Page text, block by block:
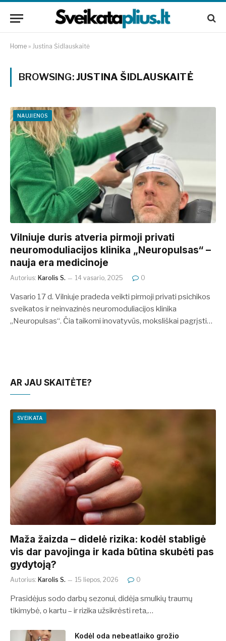
Home » Justina Šidlauskaitė
BROWSING:JUSTINA ŠIDLAUSKAITĖ
NAUJIENOS
Vilniuje duris atveria pirmoji privati
neuromoduliacijos klinika „Neuropulsas“ –
nauja era medicinoje
Autorius: Karolis S. 14 vasario, 2025 0
Vasario 17 d. Vilniuje pradeda veikti pirmoji privati psichikos
sveikatos ir neinvazinės neuromoduliacijos klinika
„Neuropulsas“. Čia taikomi inovatyvūs, moksliškai pagrįsti…
AR JAU SKAITĖTE?
SVEIKATA
​​Maža žaizda – didelė rizika: kodėl stabligė
vis dar pavojinga ir kada būtina skubėti pas
gydytoją?
Autorius: Karolis S. 15 liepos, 2026 0
Prasidėjus sodo darbų sezonui, didėja smulkių traumų
tikimybė, o kartu – ir rizika užsikrėsti reta,…
Kodėl oda nebeatlaiko grožio